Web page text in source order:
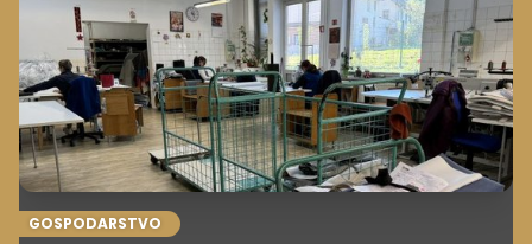
domove in pisarne pilotov in direktorjev vse od Slovenije
do Monaka, ZDA in Hrvaške. Kako je od krmilne palice
prešel v svet oblikovanja?
GOSPODARSTVO